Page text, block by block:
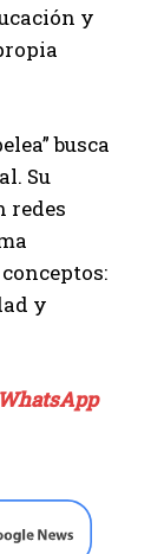
y
busca
Su
redes
y